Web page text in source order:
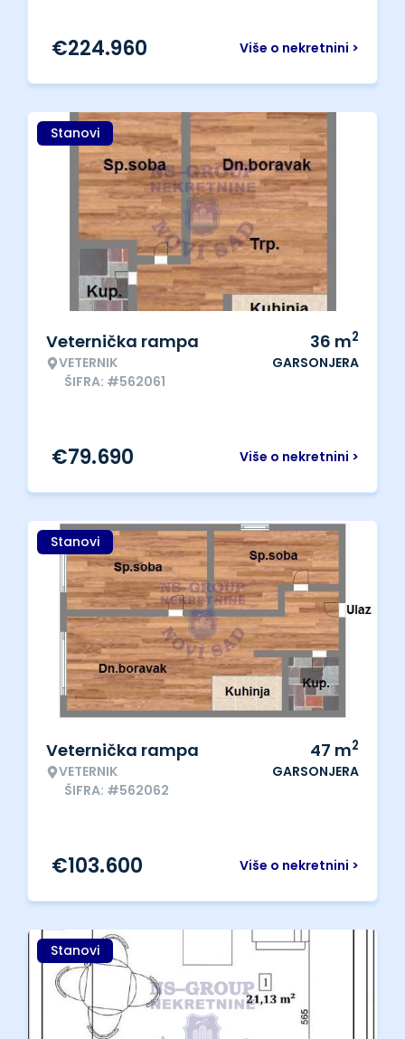
Više o nekretnini >
€224.960
Stanovi
Veternička rampa
VETERNIK
ŠIFRA: #562061
36 m2
GARSONJERA
Više o nekretnini >
€79.690
Stanovi
Veternička rampa
VETERNIK
ŠIFRA: #562062
47 m2
GARSONJERA
Više o nekretnini >
€103.600
Stanovi